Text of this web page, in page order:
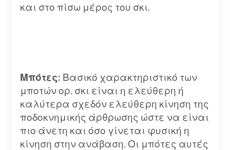
και στο πίσω μέρος του σκι.
Μπότες: Βασικό χαρακτηριστικό των
μποτών ορ. σκι είναι η ελεύθερη ή
καλύτερα σχεδόν ελεύθερη κίνηση της
ποδοκνημικής άρθρωσης ώστε να είναι
πιο άνετη και όσο γίνεται φυσική η
κίνηση στην ανάβαση. Οι μπότες αυτές